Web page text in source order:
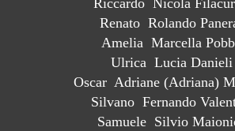
Riccardo Nicola
Renato Rolando
Amelia Marcella
Ulrica Lucia Danieli
Oscar Adriane (Adriana)
Silvano Fernando
Samuele Silvio